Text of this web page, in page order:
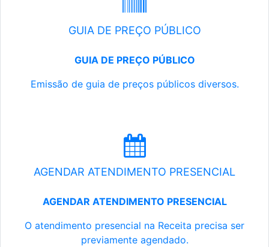
GUIA DE PREÇO PÚBLICO
GUIA DE PREÇO PÚBLICO
Emissão de guia de preços públicos diversos.
AGENDAR ATENDIMENTO PRESENCIAL
AGENDAR ATENDIMENTO PRESENCIAL
O atendimento presencial na Receita precisa ser
previamente agendado.